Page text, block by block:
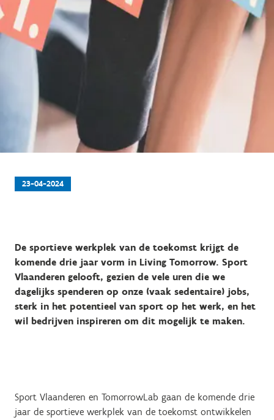
23-04-2024
De sportieve werkplek van de toekomst krijgt de
komende drie jaar vorm in Living Tomorrow. Sport
Vlaanderen gelooft, gezien de vele uren die we
dagelijks spenderen op onze (vaak sedentaire) jobs,
sterk in het potentieel van sport op het werk, en het
wil bedrijven inspireren om dit mogelijk te maken.
Sport Vlaanderen en TomorrowLab gaan de komende drie
jaar de sportieve werkplek van de toekomst ontwikkelen